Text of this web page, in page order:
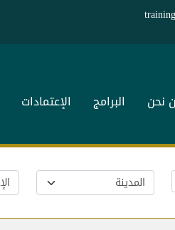
نحن البرامج الإعتمادات